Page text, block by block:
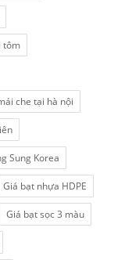
tôm
che tại hà nội
Sung Korea
Giá bạt nhựa HDPE
Giá bạt sọc 3 màu